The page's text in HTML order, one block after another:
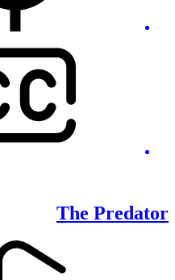
The Predator